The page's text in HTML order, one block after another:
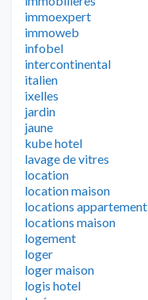
immoexpert
immoweb
infobel
intercontinental
italien
ixelles
jardin
jaune
kube hotel
lavage de vitres
location
location maison
locations appartement
locations maison
logement
loger
loger maison
logis hotel